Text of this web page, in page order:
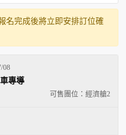
名完成後將立即安排訂位確
08
可售團位：經濟艙2
專導